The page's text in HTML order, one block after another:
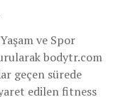
ve Spor
bodytr.com
geçen sürede
edilen fitness